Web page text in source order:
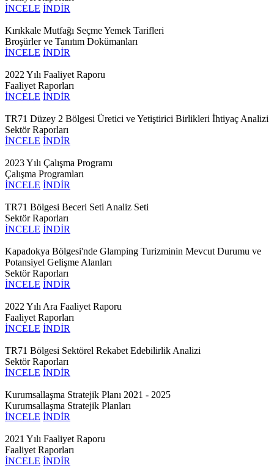
İNCELE İNDİR
Kırıkkale Mutfağı Seçme Yemek Tarifleri
Broşürler ve Tanıtım Dokümanları
İNCELE İNDİR
2022 Yılı Faaliyet Raporu
Faaliyet Raporları
İNCELE İNDİR
TR71 Düzey 2 Bölgesi Üretici ve Yetiştirici Birlikleri İhtiyaç Analizi
Sektör Raporları
İNCELE İNDİR
2023 Yılı Çalışma Programı
Çalışma Programları
İNCELE İNDİR
TR71 Bölgesi Beceri Seti Analiz Seti
Sektör Raporları
İNCELE İNDİR
Kapadokya Bölgesi'nde Glamping Turizminin Mevcut Durumu ve
Potansiyel Gelişme Alanları
Sektör Raporları
İNCELE İNDİR
2022 Yılı Ara Faaliyet Raporu
Faaliyet Raporları
İNCELE İNDİR
TR71 Bölgesi Sektörel Rekabet Edebilirlik Analizi
Sektör Raporları
İNCELE İNDİR
Kurumsallaşma Stratejik Planı 2021 - 2025
Kurumsallaşma Stratejik Planları
İNCELE İNDİR
2021 Yılı Faaliyet Raporu
Faaliyet Raporları
İNCELE İNDİR